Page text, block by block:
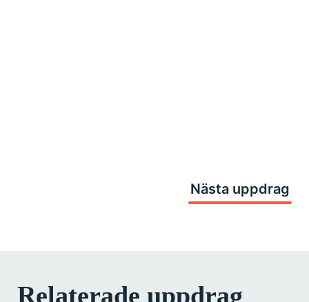
Nästa uppdrag
Relaterade uppdrag